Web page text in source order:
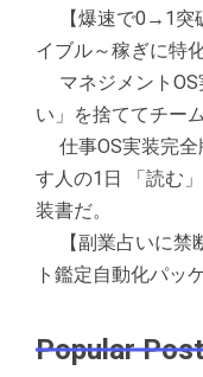
【爆速で0→1突
イブル～稼ぎに特
マネジメント
い」を捨ててチー
仕事OS実装完
す人の1日 「読む
装書だ。
【副業占いに
ト鑑定自動化パッ
Popular